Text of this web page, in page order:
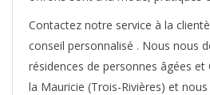
Contactez notre service à la
conseil personnalisé . Nous nous
résidences de personnes âgées et
la Mauricie (Trois-Rivières) et